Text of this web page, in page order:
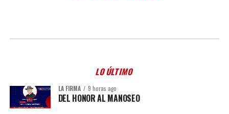
LO ÚLTIMO
LA FIRMA 9 horas ago
DEL HONOR AL MANOSEO